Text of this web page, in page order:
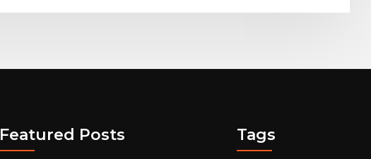
Featured Posts Tags